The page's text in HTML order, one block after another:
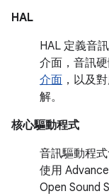
HAL
HAL 定義音
介面，音訊
介面 ，以及
解。
核心驅動程式
音訊驅動程
使用
Open Sound